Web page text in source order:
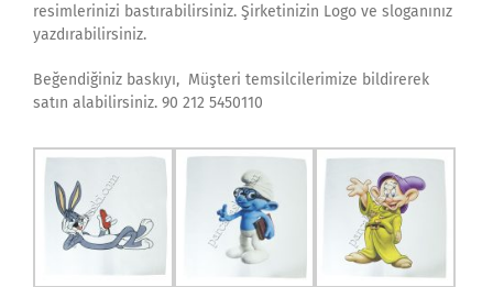
resimlerinizi bastırabilirsiniz. Şirketinizin Logo ve sloganınız
yazdırabilirsiniz.
Beğendiğiniz baskıyı, Müşteri temsilcilerimize bildirerek
satın alabilirsiniz. 90 212 5450110